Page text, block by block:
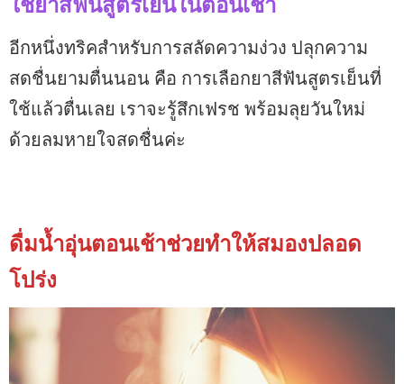
ใช้ยาสีฟันสูตรเย็นในตอนเช้า
อีกหนึ่งทริคสำหรับการสลัดความง่วง ปลุกความ
สดชื่นยามตื่นนอน คือ การเลือกยาสีฟันสูตรเย็นที่
ใช้แล้วตื่นเลย เราจะรู้สึกเฟรช พร้อมลุยวันใหม่
ด้วยลมหายใจสดชื่นค่ะ
ดื่มน้ำอุ่นตอนเช้าช่วยทำให้สมองปลอด
โปร่ง